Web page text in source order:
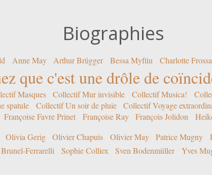
Biographies
Anne May Arthur Brügger Bessa Myftiu Charlotte
que c'est une drôle de
Masques Collectif Mur invisible Collectif Musica!
spatule Collectif Un soir de pluie Collectif Voyage
Françoise Favre Prinet Françoise Ray François Jolidon
Olivia Gerig Olivier Chapuis Olivier May Patrice Mugny
Brunel-Ferrarelli
Sophie Colliex Sven Bodenmüller Yves